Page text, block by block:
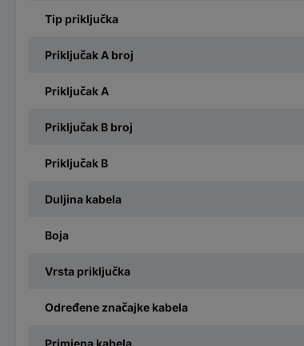
Tip priključka
Priključak A broj
Priključak A
Priključak B broj
Priključak B
Duljina kabela
Boja
Vrsta priključka
Određene značajke kabela
Primjena kabela